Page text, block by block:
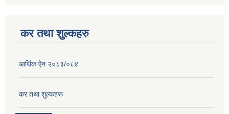
कर तथा शुल्कहरु
आर्थिक ऐन २०८३/०८४
कर तथा शुल्कहरू